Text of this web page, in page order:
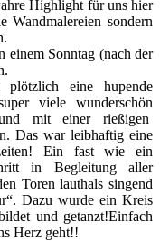
Highlight für uns hier
sondern
einem Sonntag (nach der
eine hupende
viele wunderschön
und mit einer rießigen
Das war leibhaftig eine
Ein fast wie ein
in Begleitung aller
Toren lauthals singend
Dazu wurde ein Kreis
und getanzt!Einfach
Herz geht!!